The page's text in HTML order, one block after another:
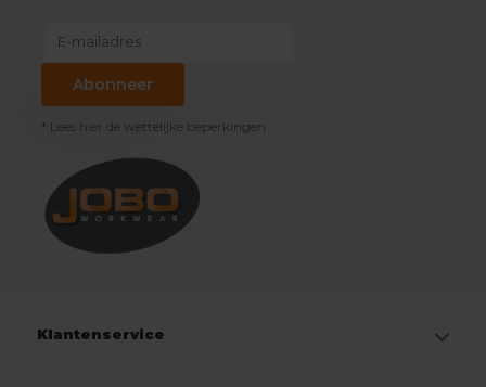
Abonneer
* Lees hier de wettelijke beperkingen
Klantenservice